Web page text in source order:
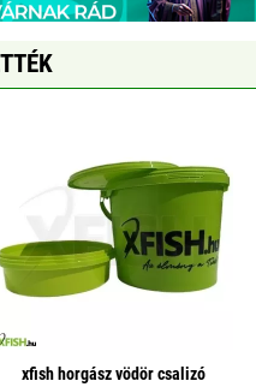
xfish horgász vödör csalizó